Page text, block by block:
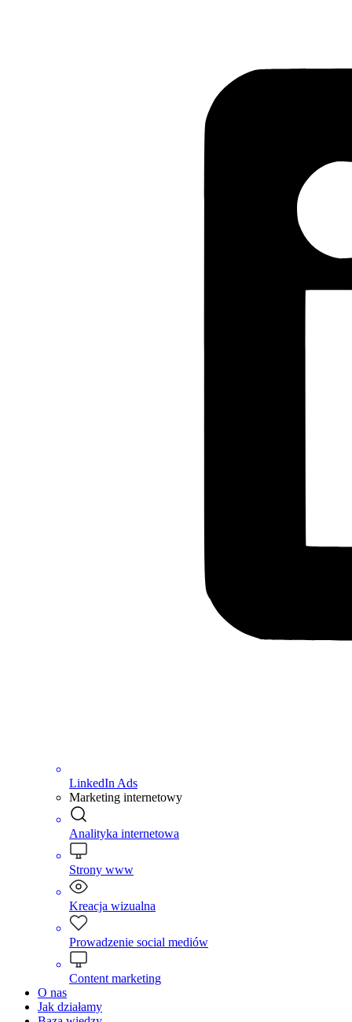
LinkedIn Ads
Marketing internetowy
Analityka internetowa
Strony www
Kreacja wizualna
Prowadzenie social mediów
Content marketing
O nas
Jak działamy